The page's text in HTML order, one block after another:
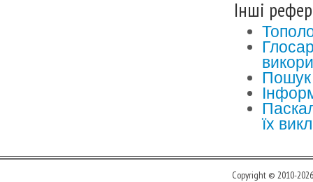
Інші
Пошук
їх
Copyright © 2010-